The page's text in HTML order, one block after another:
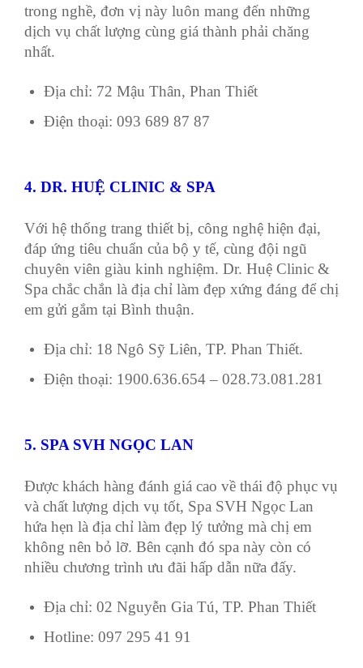
trong nghề, đơn vị này luôn mang đến những
dịch vụ chất lượng cùng giá thành phải chăng
nhất.
Địa chỉ: 72 Mậu Thân, Phan Thiết
Điện thoại: 093 689 87 87
4. DR. HUỆ CLINIC & SPA
Với hệ thống trang thiết bị, công nghệ hiện đại,
đáp ứng tiêu chuẩn của bộ y tế, cùng đội ngũ
chuyên viên giàu kinh nghiệm. Dr. Huệ Clinic &
Spa chắc chắn là địa chỉ làm đẹp xứng đáng để chị
em gửi gắm tại Bình thuận.
Địa chỉ: 18 Ngô Sỹ Liên, TP. Phan Thiết.
Điện thoại: 1900.636.654 – 028.73.081.281
5. SPA SVH NGỌC LAN
Được khách hàng đánh giá cao về thái độ phục vụ
và chất lượng dịch vụ tốt, Spa SVH Ngọc Lan
hứa hẹn là địa chỉ làm đẹp lý tưởng mà chị em
không nên bỏ lỡ. Bên cạnh đó spa này còn có
nhiều chương trình ưu đãi hấp dẫn nữa đấy.
Địa chỉ: 02 Nguyễn Gia Tú, TP. Phan Thiết
Hotline: 097 295 41 91